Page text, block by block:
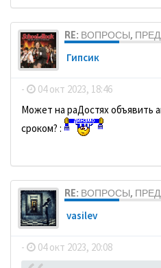
RE: ВОПРОСЫ,
Гипсик
- 04 окт 2023, 18:46
Может на раДостях объявить
сроком? :
RE: ВОПРОСЫ,
vasilev
- 04 окт 2023, 20:08